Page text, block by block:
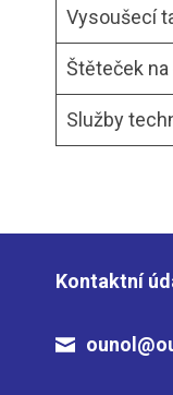
Vysoušecí
Štěteček
Služby
Kontaktní